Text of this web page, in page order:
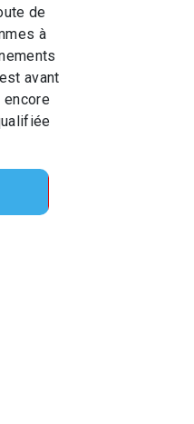
de
à
avant
encore